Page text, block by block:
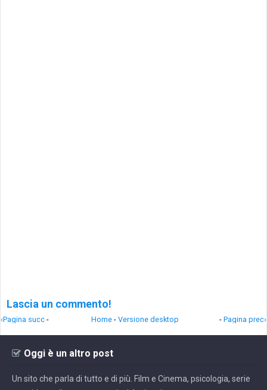
Lascia un commento!
‹Pagina succ - - Pagina prec›
Home - Versione desktop
Oggi è un altro post
Un sito che parla di tutto e di più. Film e Cinema, psicologia, serie